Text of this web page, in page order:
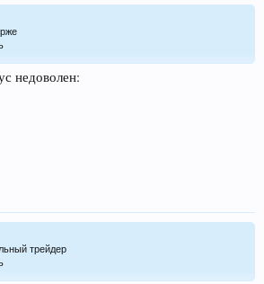
недоволен:
трейдер